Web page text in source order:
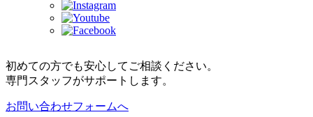
初めての方でも安心してご相談ください。
専門スタッフがサポートします。
お問い合わせフォームへ